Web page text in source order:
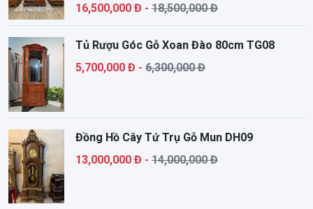
16,500,000 Đ - 18,500,000 Đ
Tủ Rượu Góc Gỗ Xoan Đào 80cm TG08
5,700,000 Đ - 6,300,000 Đ
Đồng Hồ Cây Tứ Trụ Gỗ Mun DH09
13,000,000 Đ - 14,000,000 Đ